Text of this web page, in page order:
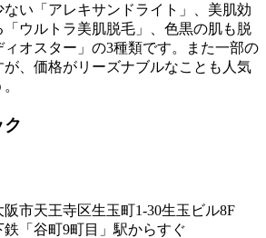
ない「アレキサンドライト」、美肌効
ウルトラ美肌脱毛」、色黒の肌も脱
オスター」の3種類です。また一部の
が、価格がリーズナブルなことも人気
阪市天王寺区生玉町1-30生玉ビル8F
鉄「谷町9町目」駅からすぐ